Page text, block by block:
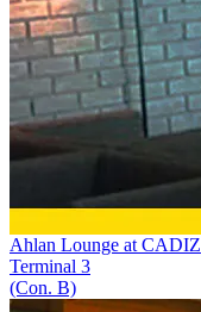
Ahlan Lounge at CADIZ
Terminal 3
(Con. B)